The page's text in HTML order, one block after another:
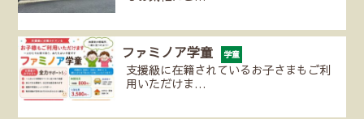
ファミノア学童 学童
支援級に在籍されているお子さまもご利
用いただけま…